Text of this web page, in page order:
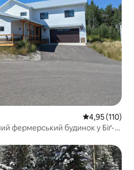
Середня
4,95 (110)
фермерський будинок у Біґ-